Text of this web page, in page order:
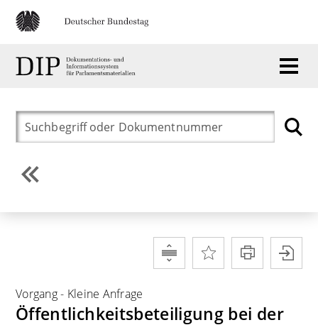
Vorgang- Kleine Anfrage
Öffentlichkeitsbeteiligung bei der